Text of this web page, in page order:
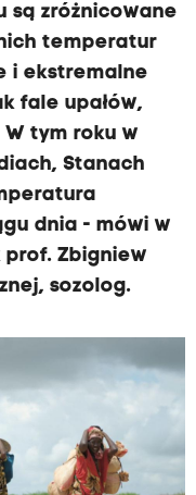
są zróżnicowane
temperatur
i ekstremalne
fale upałów,
W tym roku w
Stanach
dnia - mówi w
prof. Zbigniew
sozolog.